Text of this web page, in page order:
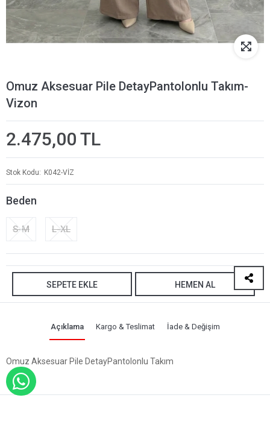
Omuz Aksesuar Pile DetayPantolonlu Takım-
Vizon
2.475,00 TL
Stok Kodu K042-VİZ
Beden
S-M L-XL
SEPETE EKLE HEMEN AL
Açıklama Kargo & Teslimat İade & Değişim
Omuz Aksesuar Pile DetayPantolonlu Takım